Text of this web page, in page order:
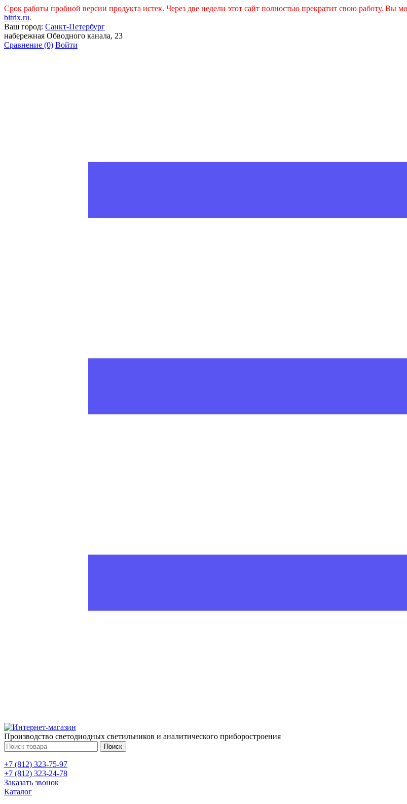
Срок работы пробной версии продукта истек. Через две недели этот сайт полностью прекратит свою работу. Вы
bitrix.ru.
Ваш город: Санкт-Петербург
набережная Обводного канала, 23
Сравнение (0) Войти
Производство светодиодных светильников и аналитического приборостроения
Поиск
+7 (812) 323-75-97
+7 (812) 323-24-78
Заказать звонок
Каталог